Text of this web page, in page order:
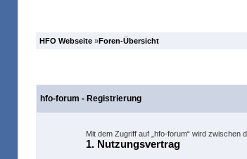
HFO Webseite »Foren-Übersicht
hfo-forum - Registrierung
Mit dem Zugriff auf „hfo-forum“ wird zwischen
1. Nutzungsvertrag